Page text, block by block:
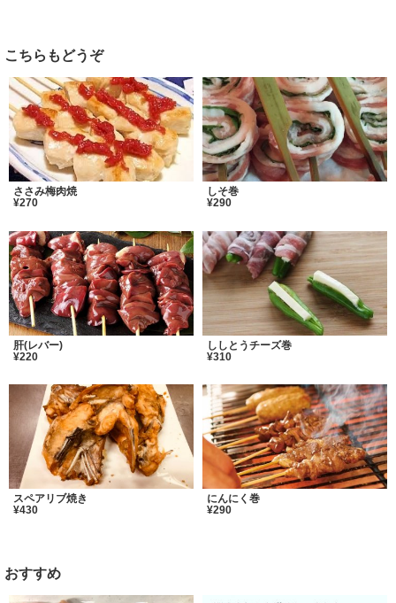
こちらもどうぞ
ささみ梅肉焼
¥270
しそ巻
¥290
肝(レバー)
¥220
ししとうチーズ巻
¥310
スペアリブ焼き
¥430
にんにく巻
¥290
おすすめ